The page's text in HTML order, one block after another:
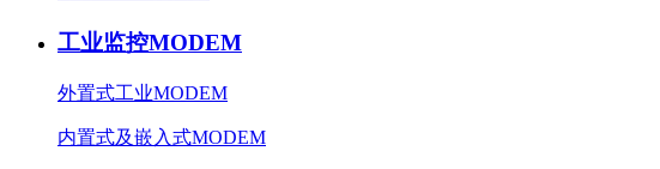
工业监控MODEM
外置式工业MODEM
内置式及嵌入式MODEM